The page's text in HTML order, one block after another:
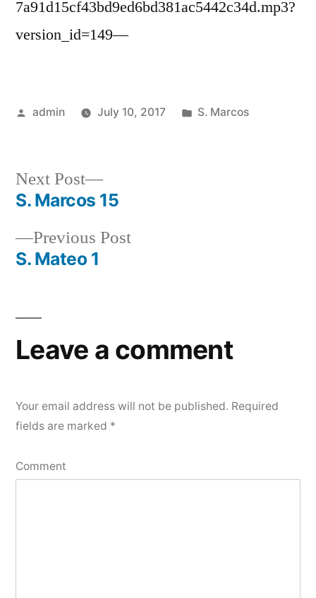
7a91d15cf43bd9ed6bd381ac5442c34d.mp3?
version_id=149—
Posted
admin July 10, 2017
Posted
S. Marcos
Post
navigation
Previous PostPrevious
S. Mateo 1
Next Post
Next
post:
S. Marcos 15
Leave a comment
Your email address will not be published. Required
fields are marked *
Comment